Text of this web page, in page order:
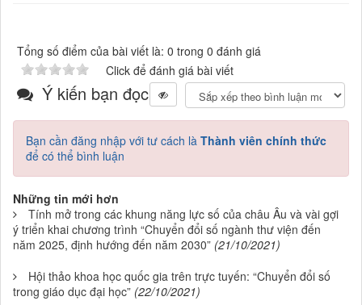
Tổng số điểm của bài viết là: 0 trong 0 đánh giá
Click để đánh giá bài viết
Ý kiến bạn đọc
Bạn cần đăng nhập với tư cách là Thành viên chính thức
để có thể bình luận
Những tin mới hơn
Tính mở trong các khung năng lực số của châu Âu và vài gợi
ý triển khai chương trình “Chuyển đổi số ngành thư viện đến
năm 2025, định hướng đến năm 2030” (21/10/2021)
Hội thảo khoa học quốc gia trên trực tuyến: “Chuyển đổi số
trong giáo dục đại học” (22/10/2021)